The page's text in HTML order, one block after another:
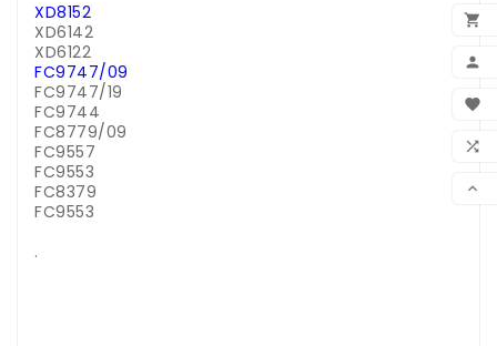





XD8152
XD6142
XD6122
FC9747/09
FC9747/19
FC9744
FC8779/09
FC9557
FC9553
FC8379
FC9553
.